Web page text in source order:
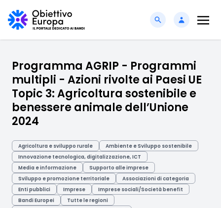
Programma AGRIP - Programmi
multipli - Azioni rivolte ai Paesi UE
Topic 3: Agricoltura sostenibile e
benessere animale dell’Unione
2024
Agricoltura e sviluppo rurale
Ambiente e Sviluppo sostenibile
Innovazione tecnologica, digitalizzazione, ICT
Media e informazione
Supporto alle imprese
Sviluppo e promozione territoriale
Associazioni di categoria
Enti pubblici
Imprese
Imprese sociali/Società benefit
Bandi Europei
Tutte le regioni